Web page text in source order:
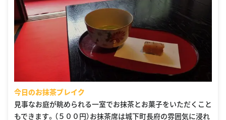
今日のお抹茶ブレイク
見事なお庭が眺められる一室でお抹茶とお菓子をいただくこと
もできます。（５００円）お抹茶席は城下町長府の雰囲気に浸れ